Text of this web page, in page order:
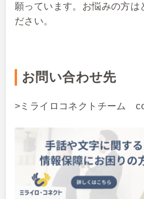
願っています。お悩みの方は
ださい。
お問い合わせ先
>ミライロコネクトチーム